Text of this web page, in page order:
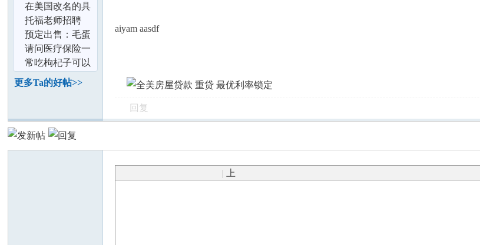
了帖子
在美国改名的具
体步骤是什么
托福老师招聘
预定出售：毛蛋
（喜蛋）．小鸡
苗,鸽子蛋、
请问医疗保险一
般多少钱一年？
留学生
常吃枸杞子可以
美容、抗疲劳，
好处多多
更多Ta的好帖>>
aiyam aasdf
回复
|
上